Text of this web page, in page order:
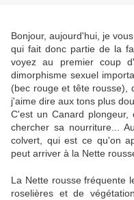
Bonjour, aujourd'hui, je
qui fait donc partie de la
voyez au premier coup
dimorphisme sexuel
(bec rouge et tête rousse),
j'aime dire aux tons plus
C'est un Canard
chercher sa nourriture...
colvert, qui est ce qu'on
peut arriver à la Nette
La Nette rousse fréquente
roselières et de